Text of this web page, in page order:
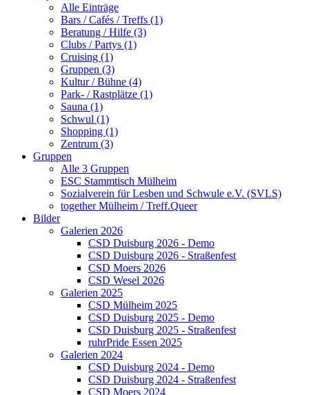
Alle Einträge
Bars / Cafés / Treffs (1)
Beratung / Hilfe (3)
Clubs / Partys (1)
Cruising (1)
Gruppen (3)
Kultur / Bühne (4)
Park- / Rastplätze (1)
Sauna (1)
Schwul (1)
Shopping (1)
Zentrum (3)
Gruppen
Alle 3 Gruppen
ESC Stammtisch Mülheim
Sozialverein für Lesben und Schwule e.V. (SVLS)
together Mülheim / Treff.Queer
Bilder
Galerien 2026
CSD Duisburg 2026 - Demo
CSD Duisburg 2026 - Straßenfest
CSD Moers 2026
CSD Wesel 2026
Galerien 2025
CSD Mülheim 2025
CSD Duisburg 2025 - Demo
CSD Duisburg 2025 - Straßenfest
ruhrPride Essen 2025
Galerien 2024
CSD Duisburg 2024 - Demo
CSD Duisburg 2024 - Straßenfest
CSD Moers 2024